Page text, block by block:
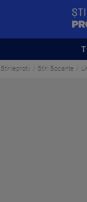
Stirileprotv Stiri Socante